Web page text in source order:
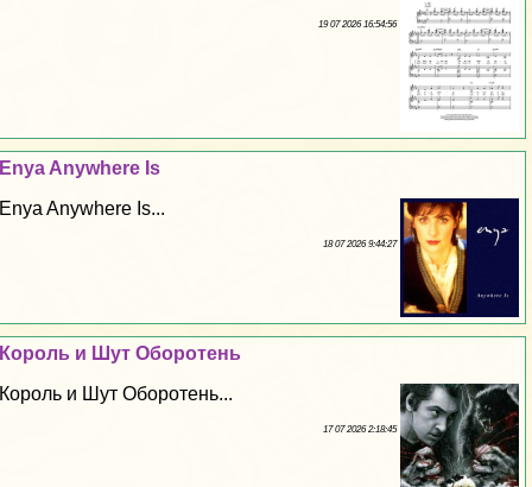
19 07 2026 16:54:56
Enya Anywhere Is
Enya Anywhere Is...
18 07 2026 9:44:27
Король и Шут Оборотень
Король и Шут Оборотень...
17 07 2026 2:18:45